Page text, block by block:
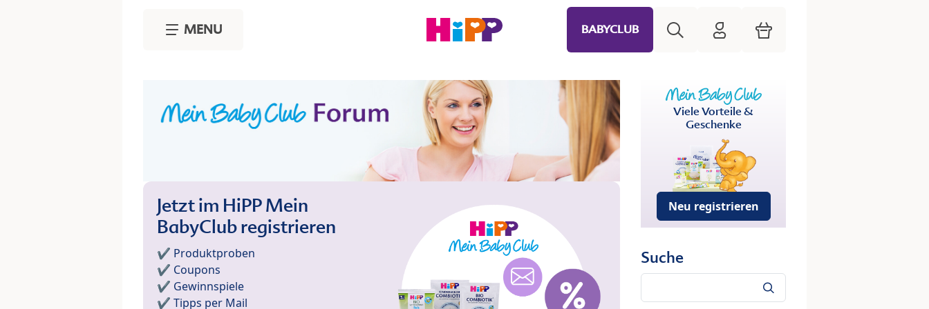
MENU BABYCLUB HiPP Mein Babyclub
Warenkorb
Jetzt im HiPP Mein
BabyClub registrieren
✔️ Produktproben
✔️ Coupons
✔️ Gewinnspiele
✔️ Tipps per Mail
Viele Vorteile &
Geschenke
Neu registrieren
Suche